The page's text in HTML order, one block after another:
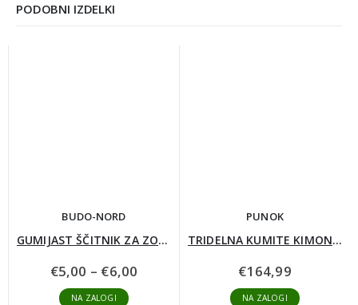
PODOBNI IZDELKI
BUDO-NORD
GUMIJAST ŠČITNIK ZA ZOBE – ODRASLI – BARVNI
€5,00 – €6,00
NA ZALOGI
PUNOK
TRIDELNA KUMITE KIMONA “BLITZ 2”
€164,99
NA ZALOGI